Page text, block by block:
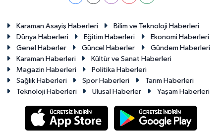
Karaman Asayiş Haberleri
Bilim ve Teknoloji Haberleri
Dünya Haberleri
Eğitim Haberleri
Ekonomi Haberleri
Genel Haberler
Güncel Haberler
Gündem Haberleri
Karaman Haberleri
Kültür ve Sanat Haberleri
Magazin Haberleri
Politika Haberleri
Sağlık Haberleri
Spor Haberleri
Tarım Haberleri
Teknoloji Haberleri
Ulusal Haberler Yaşam Haberleri